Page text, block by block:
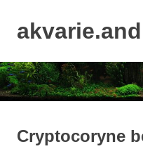
content
Cryptocoryne